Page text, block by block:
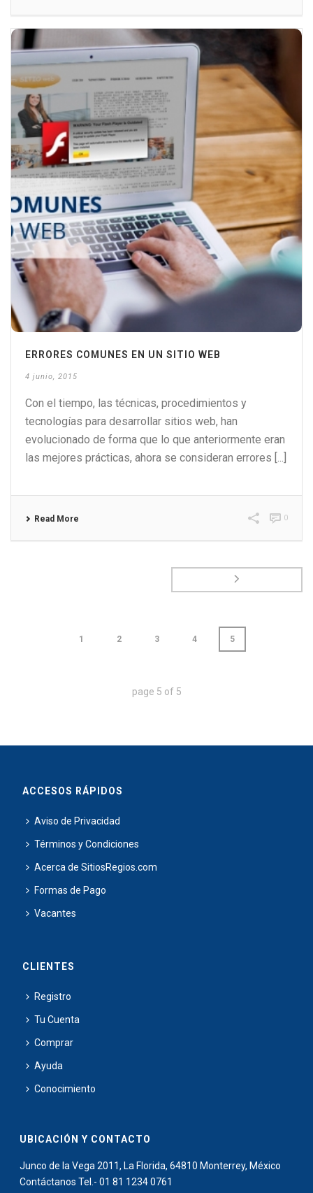
ERRORES COMUNES EN UN SITIO WEB
4 junio, 2015
Con el tiempo, las técnicas, procedimientos y
tecnologías para desarrollar sitios web, han
evolucionado de forma que lo que anteriormente eran
las mejores prácticas, ahora se consideran errores [...]
Read More 0
1 2 3 4 5
page 5 of 5
ACCESOS RÁPIDOS
Aviso de Privacidad
Términos y Condiciones
Acerca de SitiosRegios.com
Formas de Pago
Vacantes
CLIENTES
Registro
Tu Cuenta
Comprar
Ayuda
Conocimiento
UBICACIÓN Y CONTACTO
Junco de la Vega 2011, La Florida, 64810 Monterrey, México
Contáctanos Tel.- 01 81 1234 0761